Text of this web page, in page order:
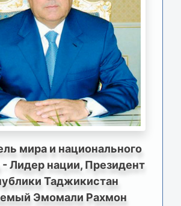
мира и национального
- Лидер нации, Президент
Таджикистан
Эмомали Рахмон